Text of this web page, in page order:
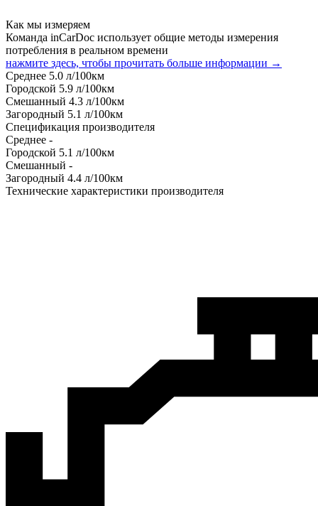
Как мы измеряем
Команда inCarDoc использует общие методы измерения
потребления в реальном времени
нажмите здесь, чтобы прочитать больше информации →
Среднее 5.0 л/100км
Городской 5.9 л/100км
Смешанный 4.3 л/100км
Загородный 5.1 л/100км
Спецификация производителя
Среднее -
Городской 5.1 л/100км
Смешанный -
Загородный 4.4 л/100км
Технические характеристики производителя